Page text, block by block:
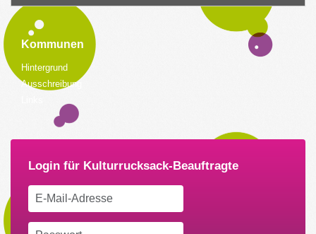
Kommunen
Hintergrund
Ausschreibung